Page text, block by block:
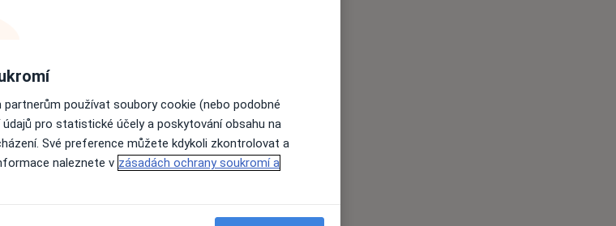
službách.
používat soubory cookie (nebo podobné
pro statistické účely a poskytování obsahu na
Své preference můžete kdykoli zkontrolovat a
naleznete v zásadách ochrany soukromí a